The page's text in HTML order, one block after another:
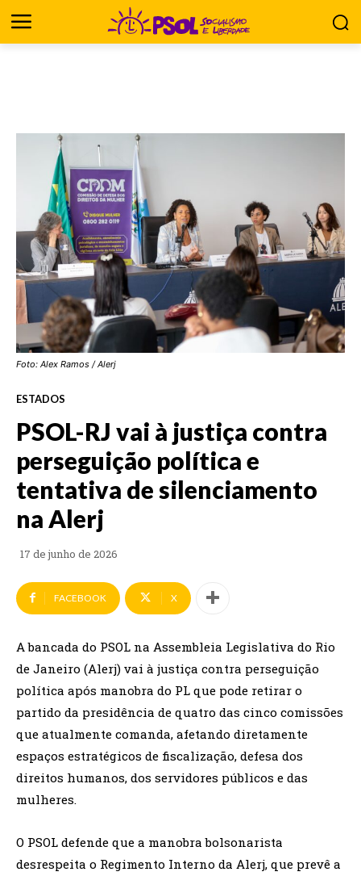
Foto: Alex Ramos / Alerj
ESTADOS
PSOL-RJ vai à justiça contra
perseguição política e
tentativa de silenciamento
na Alerj
17 de junho de 2026
FACEBOOK X
A bancada do PSOL na Assembleia Legislativa do Rio
de Janeiro (Alerj) vai à justiça contra perseguição
política após manobra do PL que pode retirar o
partido da presidência de quatro das cinco comissões
que atualmente comanda, afetando diretamente
espaços estratégicos de fiscalização, defesa dos
direitos humanos, dos servidores públicos e das
mulheres.
O PSOL defende que a manobra bolsonarista
desrespeita o Regimento Interno da Alerj, que prevê a